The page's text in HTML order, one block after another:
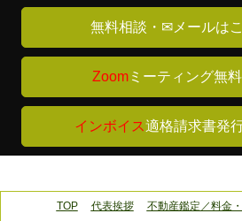
無料相談・✉メールは
Zoomミーティング無
インボイス適格請求書発
TOP 代表挨拶 不動産鑑定／料金